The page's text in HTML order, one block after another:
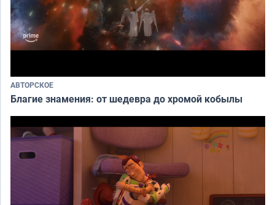
АВТОРСКОЕ
Благие знамения: от шедевра до хромой кобылы